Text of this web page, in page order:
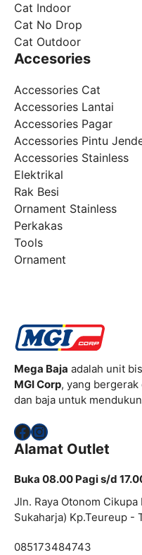
Cat Indoor
Cat No Drop
Cat Outdoor
Accesories
Accessories Cat
Accessories Lantai
Accessories Pagar
Accessories Pintu
Accessories Stainless
Elektrikal
Rak Besi
Ornament Stainless
Perkakas
Tools
Ornament
Mega Baja adalah unit
MGI Corp, yang
dan baja untuk
Facebook
Instagram
Alamat Outlet
Buka 08.00 Pagi s/d
Jln. Raya Otonom
Sukaharja) Kp.Teureup -
085173484743